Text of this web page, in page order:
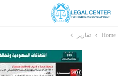
Home تقارير